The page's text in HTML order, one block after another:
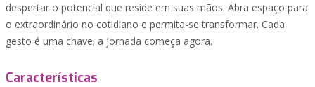
despertar o potencial que reside em suas mãos. Abra espaço para
o extraordinário no cotidiano e permita-se transformar. Cada
gesto é uma chave; a jornada começa agora.
Características